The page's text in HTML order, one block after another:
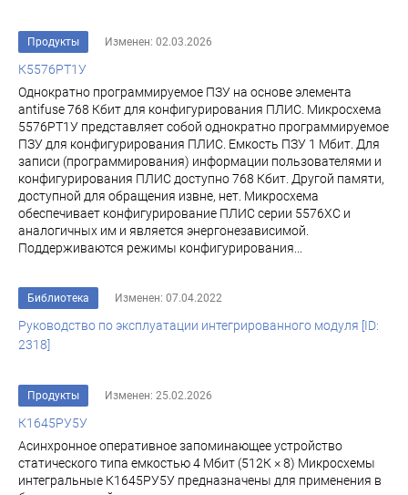
Продукты Изменен: 02.03.2026
К5576РТ1У
Однократно программируемое ПЗУ на основе элемента
antifuse 768 Кбит для конфигурирования ПЛИС. Микросхема
5576РТ1У представляет собой однократно программируемое
ПЗУ для конфигурирования ПЛИС. Емкость ПЗУ 1 Мбит. Для
записи (программирования) информации пользователями и
конфигурирования ПЛИС доступно 768 Кбит. Другой памяти,
доступной для обращения извне, нет. Микросхема
обеспечивает конфигурирование ПЛИС серии 5576ХС и
аналогичных им и является энергонезависимой.
Поддерживаются режимы конфигурирования...
Библиотека Изменен: 07.04.2022
Руководство по эксплуатации интегрированного модуля [ID:
2318]
Продукты Изменен: 25.02.2026
К1645РУ5У
Асинхронное оперативное запоминающее устройство
статического типа емкостью 4 Мбит (512К × 8) Микросхемы
интегральные К1645РУ5У предназначены для применения в